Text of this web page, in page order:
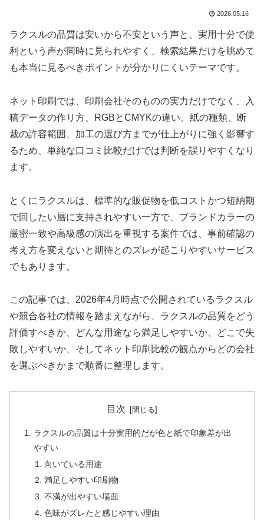
2026.05.16
ラクスルの品質は安いから不安という声と、実用十分で便
利という声が同時に見られやすく、検索結果だけを眺めて
も本当に見るべきポイントが分かりにくいテーマです。
ネット印刷では、印刷会社そのものの実力だけでなく、入
稿データの作り方、RGBとCMYKの違い、紙の種類、断
裁の許容範囲、加工の選び方までが仕上がりに強く影響す
るため、単純な口コミ比較だけでは判断を誤りやすくなり
ます。
とくにラクスルは、標準的な販促物を低コストかつ短納期
で回したい層に支持されやすい一方で、ブランドカラーの
厳密一致や高級感の演出を重視する案件では、事前確認の
考え方を変えないと期待とのズレが起こりやすいサービス
でもあります。
この記事では、2026年4月時点で公開されているラクスル
や競合各社の情報を踏まえながら、ラクスルの品質をどう
評価すべきか、どんな用途なら満足しやすいか、どこで失
敗しやすいか、そしてネット印刷比較の観点からどの会社
を選ぶべきかまで順番に整理します。
目次
ラクスルの品質は十分実用的だが色と紙で印象差が出
やすい
向いている用途
満足しやすい印刷物
不満が出やすい場面
色味がズレたと感じやすい理由